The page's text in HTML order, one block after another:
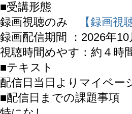
■受講形態
録画視聴のみ
【録画視
録画配信期間 ：2026年
視聴時間めやす：約４時
■テキスト
配信日当日よりマイペー
■配信日までの課題事項